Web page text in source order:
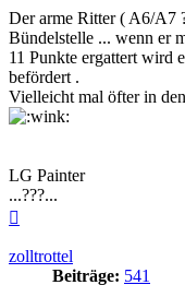
Der arme Ritter ( A6/A7
Bündelstelle ... wenn er
11 Punkte ergattert wird
befördert .
Vielleicht mal öfter in
LG Painter
...???...
zolltrottel
Beiträge: 541